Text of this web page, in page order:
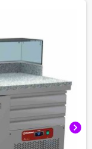
chevron_right